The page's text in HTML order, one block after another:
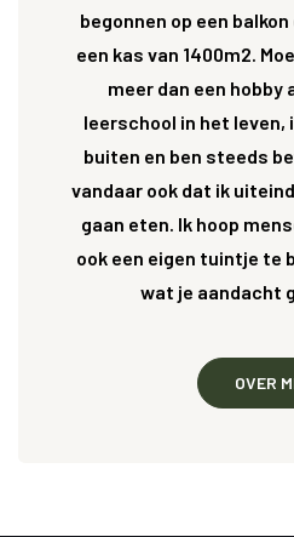
begonnen op een
een kas van 1400m2.
meer dan een hobby
leerschool in het leven,
buiten en ben steeds
vandaar ook dat ik
gaan eten. Ik hoop
ook een eigen tuintje te
wat je aandacht
OVER